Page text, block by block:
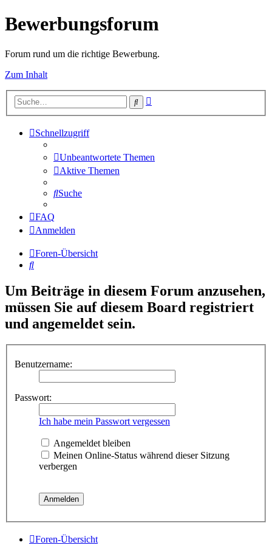
Bewerbungsforum
Forum rund um die richtige Bewerbung.
Zum Inhalt
Suche
Schnellzugriff
Unbeantwortete Themen
Aktive Themen
Suche
FAQ
Anmelden
Foren-Übersicht
Suche
Um Beiträge in diesem Forum anzusehen,
müssen Sie auf diesem Board registriert
und angemeldet sein.
Benutzername:
Passwort:
Ich habe mein Passwort vergessen
Angemeldet bleiben
Meinen Online-Status während dieser Sitzung
verbergen
Foren-Übersicht